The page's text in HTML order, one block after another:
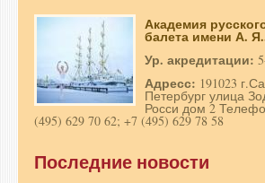
Академия
балета имени А.
Ур. акредитации:
Адресс: 191023
Петербург улица
Росси дом 2
(495) 629 70 62; +7 (495) 629 78 58
Последние новости